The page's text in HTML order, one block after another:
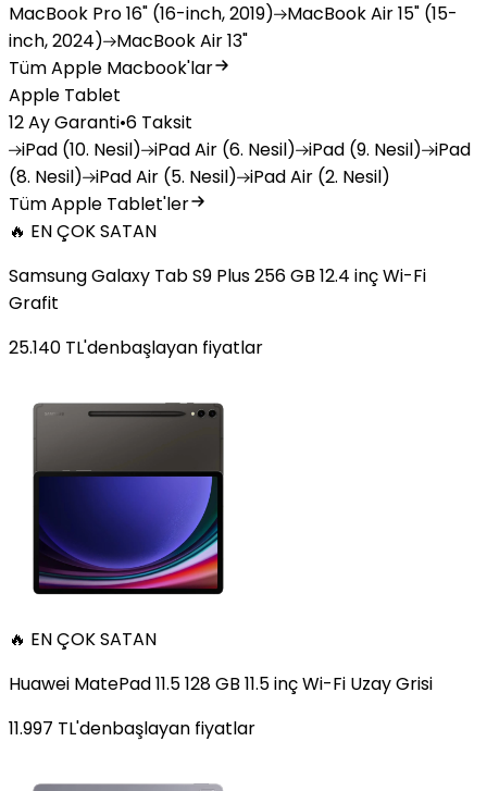
MacBook Pro 16" (16-inch, 2019) MacBookAir 15" (15-
inch, 2024)
MacBookAir 13"
Tüm Apple Macbook'lar
Apple Tablet
12 Ay Garanti•6 Taksit
iPad (10. Nesil) iPadAir (6. Nesil) iPad (9. Nesil) iPad
(8. Nesil) iPadAir (5. Nesil) iPadAir (2. Nesil)
Tüm Apple Tablet'ler
🔥 EN ÇOK SATAN
Samsung Galaxy Tab S9 Plus 256 GB 12.4 inç Wi-Fi
Grafit
25.140 TL'denbaşlayan fiyatlar
🔥 EN ÇOK SATAN
Huawei MatePad 11.5 128 GB 11.5 inç Wi-Fi Uzay Grisi
11.997 TL'denbaşlayan fiyatlar